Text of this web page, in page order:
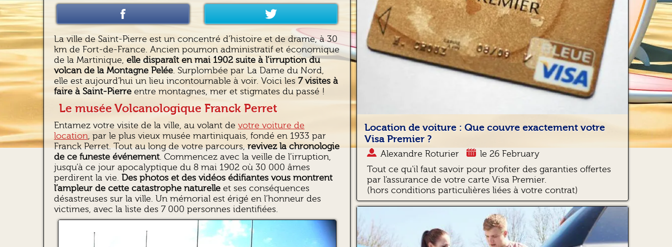
La ville de Saint-Pierre est un concentré d’histoire et de drame, à 30
km de Fort-de-France. Ancien poumon administratif et économique
de la Martinique, elle disparaît en mai 1902 suite à l’irruption du
volcan de la Montagne Pelée. Surplombée par La Dame du Nord,
elle est aujourd'hui un lieu incontournable à voir. Voici les 7 visites à
faire à Saint-Pierre entre montagnes, mer et stigmates du passé !
Le musée Volcanologique Franck Perret
Entamez votre visite de la ville, au volant de votre voiture de
location, par le plus vieux musée martiniquais, fondé en 1933 par
Franck Perret. Tout au long de votre parcours, revivez la chronologie
de ce funeste événement. Commencez avec la veille de l’irruption,
jusqu’à ce jour apocalyptique du 8 mai 1902 où 30 000 âmes
perdirent la vie. Des photos et des vidéos édifiantes vous montrent
l’ampleur de cette catastrophe naturelle et ses conséquences
désastreuses sur la ville. Un mémorial est érigé en l’honneur des
victimes, avec la liste des 7 000 personnes identifiées.
Location de voiture : Que couvre exactement votre
Visa Premier ?
Alexandre Roturier
le 26 February
Tout ce qu'il faut savoir pour profiter des garanties offertes
par l'assurance de votre carte Visa Premier.
(hors conditions particulières liées à votre contrat)